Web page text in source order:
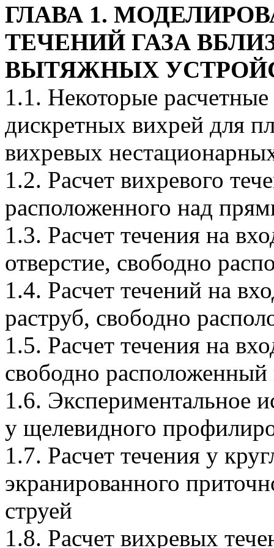
ГЛАВА 1.
ТЕЧЕНИЙ ГАЗА
ВЫТЯЖНЫХ
1.1. Некоторые
дискретных вихрей для
вихревых
1.2. Расчет вихревого
расположенного над
1.3. Расчет течения на
отверстие, свободно
1.4. Расчет течений на
раструб, свободно
1.5. Расчет течения на
свободно расположенный
1.6. Экспериментальное
у щелевидного
1.7. Расчет течения у
экранированного
струей
1.8. Расчет вихревых